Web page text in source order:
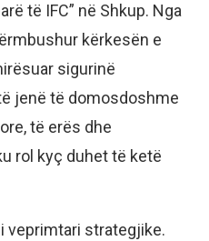
të IFC” në Shkup. Nga
kërkesën e
sigurinë
jenë të domosdoshme
të erës dhe
rol kyç duhet të ketë
veprimtari strategjike.